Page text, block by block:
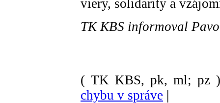
viery, solidarity a
TK KBS informoval
( TK KBS, pk, ml; pz
chybu v správe |